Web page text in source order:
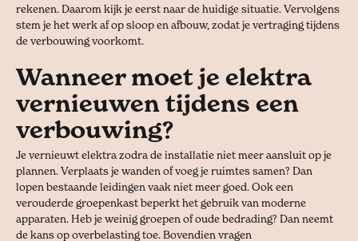
rekenen. Daarom kijk je eerst naar de huidige situatie. Vervolgens
stem je het werk af op sloop en afbouw, zodat je vertraging tijdens
de verbouwing voorkomt.
Wanneer moet je elektra
vernieuwen tijdens een
verbouwing?
Je vernieuwt elektra zodra de installatie niet meer aansluit op je
plannen. Verplaats je wanden of voeg je ruimtes samen? Dan
lopen bestaande leidingen vaak niet meer goed. Ook een
verouderde groepenkast beperkt het gebruik van moderne
apparaten. Heb je weinig groepen of oude bedrading? Dan neemt
de kans op overbelasting toe. Bovendien vragen